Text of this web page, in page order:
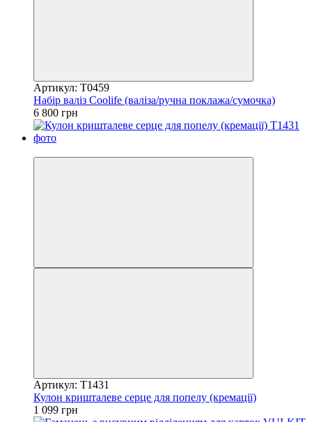
Артикул: T0459
Набір валіз Coolife (валіза/ручна поклажа/сумочка)
6 800 грн
Артикул: T1431
Кулон кришталеве серце для попелу (кремації)
1 099 грн